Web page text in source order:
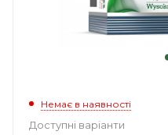
Немає в наявності
Доступні варіанти